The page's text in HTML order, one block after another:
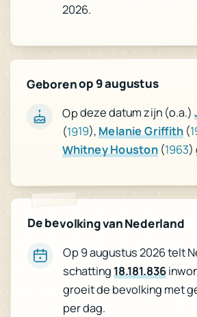
2026.
Geboren op 9 augustus
Op deze datum zijn (o.a.)
(1919), Melanie Griffith (
Whitney Houston (1963)
De bevolking van Nederland
Op 9 augustus 2026 telt
schatting18.181.836
groeit de bevolking met
per dag.